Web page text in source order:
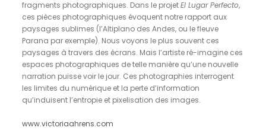
fragments photographiques. Dans le projetEl Lugar Perfecto,
ces pièces photographiques évoquent notre rapport aux
paysages sublimes (l’Altiplano des Andes, ou le fleuve
Parana par exemple). Nous voyons le plus souvent ces
paysages à travers des écrans. Mais l’artiste ré-imagine ces
espaces photographiques de telle manière qu’une nouvelle
narration puisse voir le jour. Ces photographies interrogent
les limites du numérique et la perte d’information
qu’induisent l’entropie et pixelisation des images.
www.victoriaahrens.com